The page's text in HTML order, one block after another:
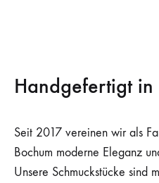
Handgefertigt in
Seit 2017 vereinen wir als
Bochum moderne Eleganz
Unsere Schmuckstücke sind